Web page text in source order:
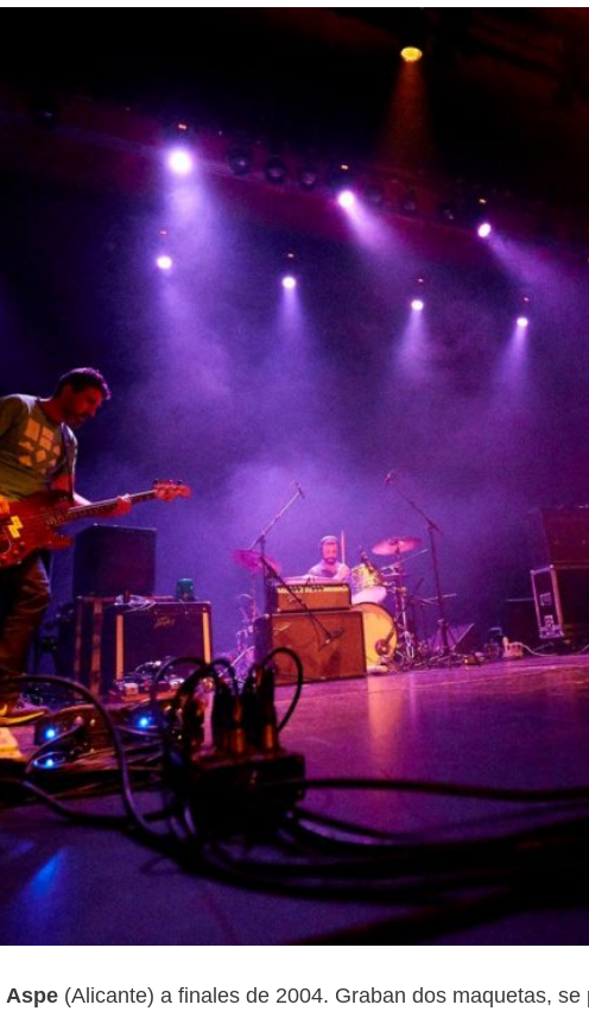
Aspe(Alicante) a finales de 2004. Graban dos maquetas,